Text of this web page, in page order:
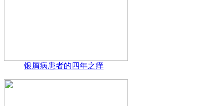
银屑病患者的四年之痒